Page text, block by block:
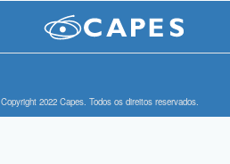
Copyright 2022 Capes. Todos os direitos reservados.